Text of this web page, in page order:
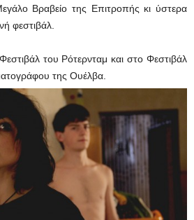
Βραβείο της Επιτροπής κι ύστερα
φεστιβάλ.
του Ρότερνταμ και στο Φεστιβάλ
της Ουέλβα.